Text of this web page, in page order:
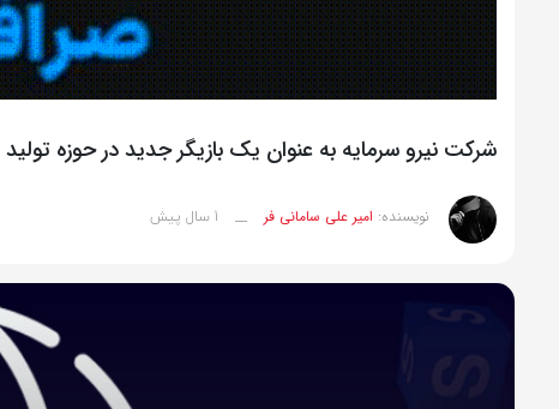
شرکت نیرو سرمایه به عنوان یک بازیگر جدید در حوزه تولید
نویسنده: امیر علی سامانی فر __ 1 سال پیش